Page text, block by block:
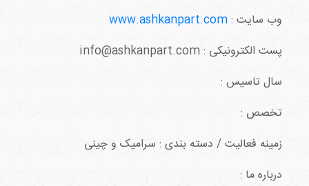
وب سایت :www.ashkanpart.com
پست الکترونیکی : info@ashkanpart.com
سال تاسیس :
تخصص :
زمینه فعالیت / دسته بندی : سرامیک و چینی
درباره ما :